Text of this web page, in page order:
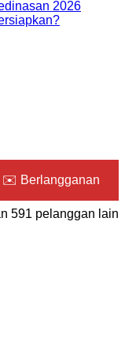
✉️ Berlangganan
591 pelanggan lain